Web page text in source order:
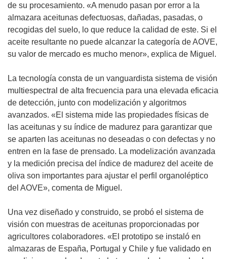
n
a
de su procesamiento. «A menudo pasan por error a la
almazara aceitunas defectuosas, dañadas, pasadas, o
recogidas del suelo, lo que reduce la calidad de este. Si el
aceite resultante no puede alcanzar la categoría de AOVE,
su valor de mercado es mucho menor», explica de Miguel.
La tecnología consta de un vanguardista sistema de visión
multiespectral de alta frecuencia para una elevada eficacia
de detección, junto con modelización y algoritmos
avanzados. «El sistema mide las propiedades físicas de
las aceitunas y su índice de madurez para garantizar que
se aparten las aceitunas no deseadas o con defectas y no
entren en la fase de prensado. La modelización avanzada
y la medición precisa del índice de madurez del aceite de
oliva son importantes para ajustar el perfil organoléptico
del AOVE», comenta de Miguel.
Una vez diseñado y construido, se probó el sistema de
visión con muestras de aceitunas proporcionadas por
agricultores colaboradores. «El prototipo se instaló en
almazaras de España, Portugal y Chile y fue validado en